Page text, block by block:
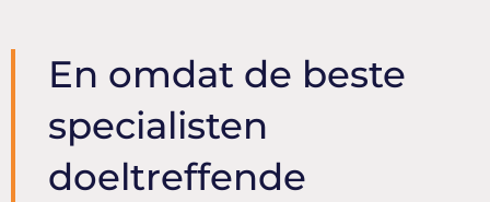
En omdat de beste
specialisten
doeltreffende